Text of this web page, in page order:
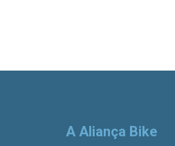
A Aliança Bike